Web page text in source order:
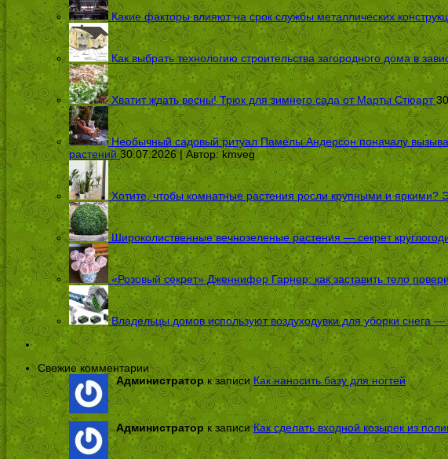
Какие факторы влияют на срок службы металлических
Как выбрать технологию строительства загородного дома в
Хватит ждать весны! Трюк для зимнего сада от Марты Стюарт
Необычный садовый ритуал Памелы Андерсон поначалу
растений 30.07.2026 | Автор:kmveg
Хотите, чтобы комнатные растения росли крупными и яркими?
Широколиственные вечнозеленые растения — секрет
«Розовый секрет» Дженнифер Гарнер: как заставить тело
Владельцы домов используют воздуходувки для уборки снега
Свежие комментарии
Администраторк записиКак наносить базу для ногтей
Администратор к записиКак сделать входной козырек из